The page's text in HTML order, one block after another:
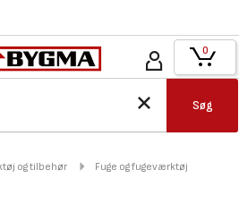
Søg
0
og tilbehør
Fuge og fugeværktøj